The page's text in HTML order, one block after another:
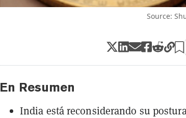
Source:
En Resumen
India está reconsiderando su